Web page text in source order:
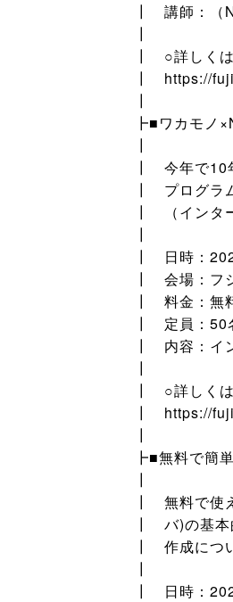
┃ 講師：（
┃
┃ ○詳しくは
┃ https://
┃
┣■ワカモノ
┃
┃ 今年で10
┃ プログラ
┃ （インタ
┃
┃ 日時：
┃ 会場：フ
┃ 料金：無
┃ 定員：50
┃ 内容：イ
┃
┃ ○詳しくは
┃ https://
┃
┣■無料で簡
┃
┃ 無料で使
┃ バ)の基本
┃ 作成につ
┃
┃ 日時：